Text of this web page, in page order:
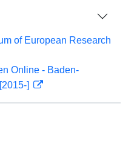
of European Research
Online - Baden-
]